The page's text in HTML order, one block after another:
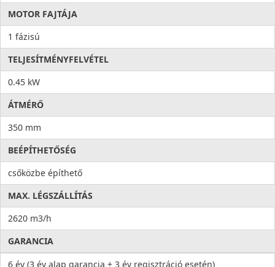
MOTOR FAJTÁJA
1 fázisú
TELJESÍTMÉNYFELVÉTEL
0.45 kW
ÁTMÉRŐ
350 mm
BEÉPÍTHETŐSÉG
csőközbe építhető
MAX. LÉGSZÁLLÍTÁS
2620 m3/h
GARANCIA
6 év (3 év alap garancia + 3 év regisztráció esetén)